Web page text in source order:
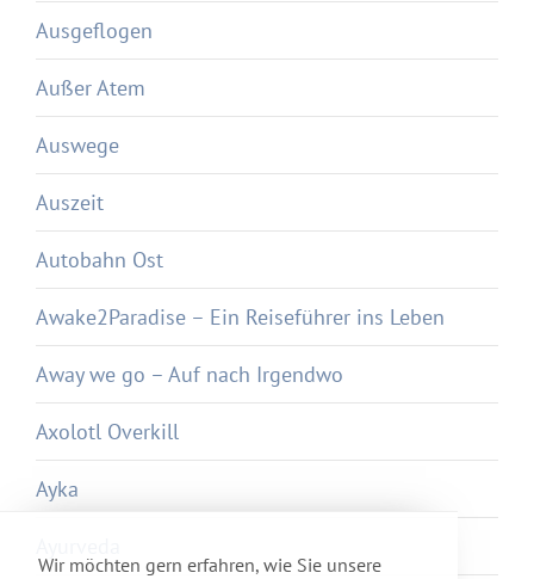
Wir möchten gern erfahren, wie Sie unsere
Ausgeflogen
Außer Atem
Auswege
Auszeit
Autobahn Ost
Awake2Paradise – Ein Reiseführer ins Leben
Away we go – Auf nach Irgendwo
Axolotl Overkill
Ayka